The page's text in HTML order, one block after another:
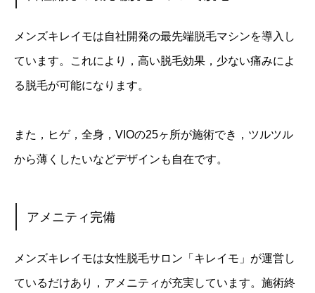
メンズキレイモは自社開発の最先端脱毛マシンを導入し
ています。これにより，高い脱毛効果，少ない痛みによ
る脱毛が可能になります。
また，ヒゲ，全身，VIOの25ヶ所が施術でき，ツルツル
から薄くしたいなどデザインも自在です。
アメニティ完備
メンズキレイモは女性脱毛サロン「キレイモ」が運営し
ているだけあり，アメニティが充実しています。施術終